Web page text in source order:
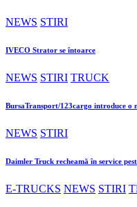
NEWS STIRI
IVECO Strator se întoarce
NEWS STIRI TRUCK
BursaTransport/123cargo introduce o
NEWS STIRI
Daimler Truck recheamă în service
E-TRUCKS NEWS STIRI